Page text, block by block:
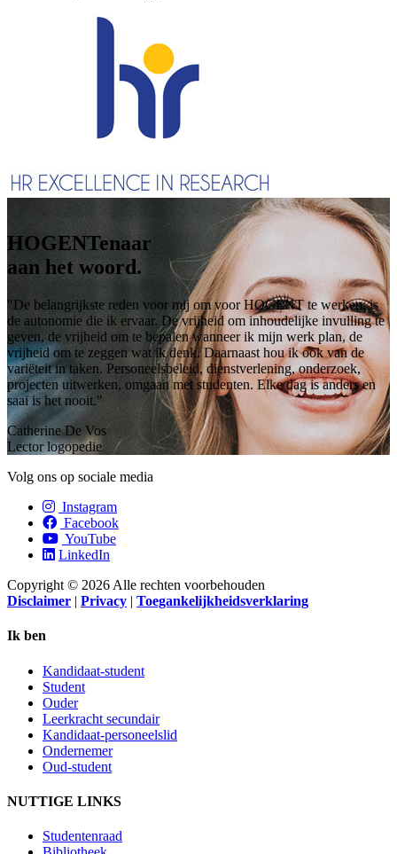
HOGENTenaar
aan het woord.
"De belangrijkste reden voor mij om voor HOGENT te werken, is
de autonomie die ik ervaar. De vrijheid om inhoudelijke invulling te
geven, de vrijheid om te bepalen wanneer ik mijn werk plan, de
vrijheid om te zeggen wat ik denk. Daarnaast hou ik ook van de
variëteit in taken. Personeelsbeleid, dienstverlening, onderzoek,
projecten uitwerken, omgaan met studenten. Elke dag is anders en
saai is het nooit."
Catherine De Vos
Lector logopedie
Volg ons op sociale media
Instagram
Facebook
YouTube
LinkedIn
Copyright © 2026 Alle rechten voorbehouden
Disclaimer | Privacy | Toegankelijkheidsverklaring
Ik ben
Kandidaat-student
Student
Ouder
Leerkracht secundair
Kandidaat-personeelslid
Ondernemer
Oud-student
NUTTIGE LINKS
Studentenraad